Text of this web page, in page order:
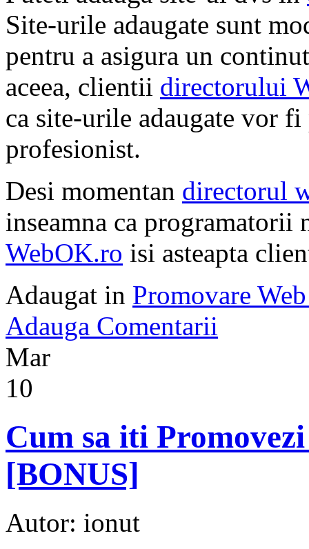
Site-urile adaugate sunt
pentru a asigura un
aceea, clientii directorului
ca site-urile adaugate vor
profesionist.
Desi momentan directorul
inseamna ca
WebOK.ro isi asteapta
Adaugat in Promovare
Adauga Comentarii
Mar
10
Cum sa iti
[BONUS]
Autor: ionut